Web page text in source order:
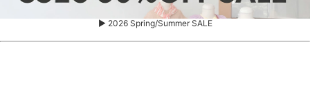
▶ 2026 Spring/Summer SALE